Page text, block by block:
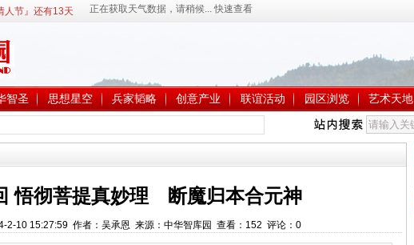
人节』还有13天
智圣 思想星空 兵家韬略 创意产业 联谊活动 园区浏览 艺术天地
悟彻菩提真妙理 断魔归本合元神
2-10 15:27:59 作者：吴承恩 来源：中华智库园 查看： 152 评论： 0